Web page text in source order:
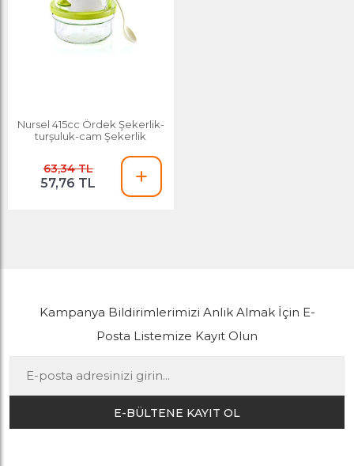
Nursel 415cc Ördek Şekerlik-
turşuluk-cam Şekerlik
63,34 TL
57,76 TL
Kampanya Bildirimlerimizi Anlık Almak İçin E-
Posta Listemize Kayıt Olun
E-BÜLTENE KAYIT OL